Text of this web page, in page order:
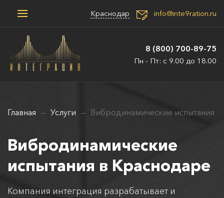
Краснодар info@inte9ration.ru
8 (800) 700-89-75
Пн - Пт: с 9.00 до 18.00
Главная Услуги Вибродинамические испытания
Вибродинамические
испытания в Краснодаре
Компания интеграция разрабатывает и